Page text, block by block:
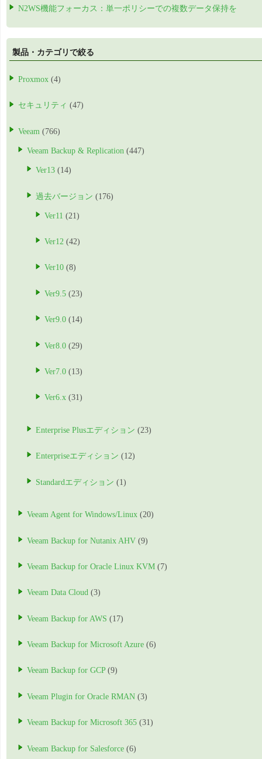
N2WS機能フォーカス：単一ポリシーでの複数データ保持を
製品・カテゴリで絞る
Proxmox (4)
セキュリティ (47)
Veeam (766)
Veeam Backup & Replication (447)
Ver13 (14)
過去バージョン (176)
Ver11 (21)
Ver12 (42)
Ver10 (8)
Ver9.5 (23)
Ver9.0 (14)
Ver8.0 (29)
Ver7.0 (13)
Ver6.x (31)
Enterprise Plusエディション (23)
Enterpriseエディション (12)
Standardエディション (1)
Veeam Agent for Windows/Linux (20)
Veeam Backup for Nutanix AHV (9)
Veeam Backup for Oracle Linux KVM (7)
Veeam Data Cloud (3)
Veeam Backup for AWS (17)
Veeam Backup for Microsoft Azure (6)
Veeam Backup for GCP(9)
Veeam Plugin for Oracle RMAN (3)
Veeam Backup for Microsoft 365 (31)
Veeam Backup for Salesforce (6)